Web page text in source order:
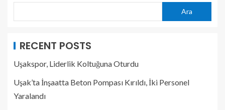
Ara
RECENT POSTS
Uşakspor, Liderlik Koltuğuna Oturdu
Uşak’ta İnşaatta Beton Pompası Kırıldı, İki Personel
Yaralandı